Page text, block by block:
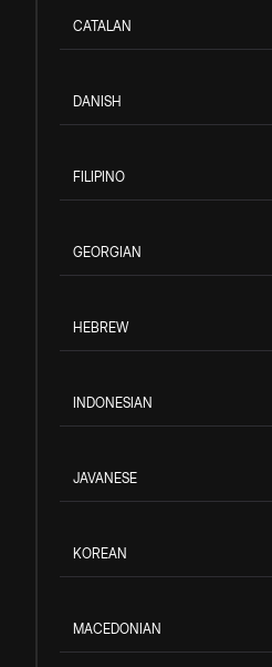
CATALAN
DANISH
FILIPINO
GEORGIAN
HEBREW
INDONESIAN
JAVANESE
KOREAN
MACEDONIAN